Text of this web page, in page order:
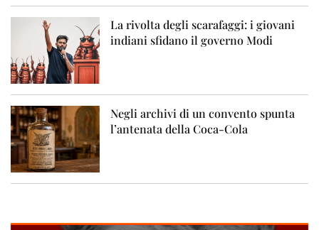
La rivolta degli scarafaggi: i giovani
indiani sfidano il governo Modi
Negli archivi di un convento spunta
l’antenata della Coca-Cola